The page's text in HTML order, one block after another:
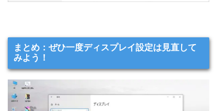
まとめ：ぜひ一度ディスプレイ設定は見直して
みよう！